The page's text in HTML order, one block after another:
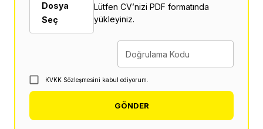
Dosya
Seç
Lütfen CV’nizi PDF formatında
yükleyiniz.
Doğrulama Kodu
KVKK Sözleşmesini kabul ediyorum.
GÖNDER